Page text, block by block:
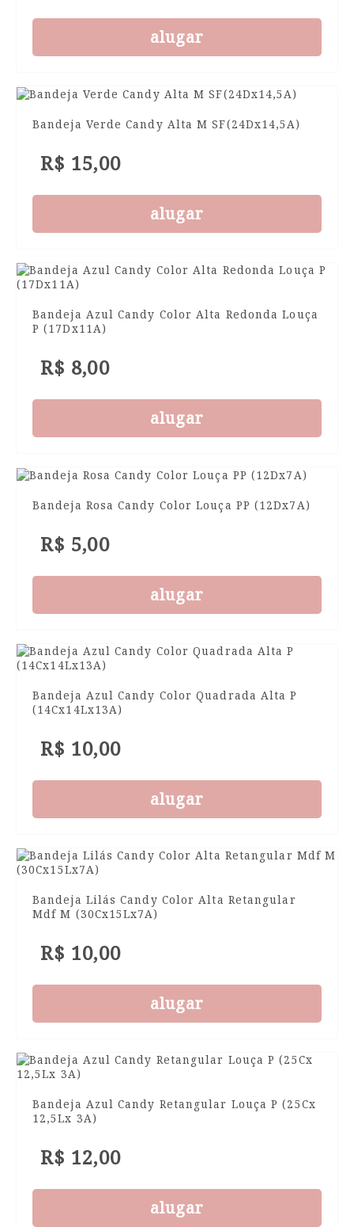
alugar
Bandeja Verde Candy Alta M SF(24Dx14,5A)
R$ 15,00
alugar
Bandeja Azul Candy Color Alta Redonda Louça
P (17Dx11A)
R$ 8,00
alugar
Bandeja Rosa Candy Color Louça PP (12Dx7A)
R$ 5,00
alugar
Bandeja Azul Candy Color Quadrada Alta P
(14Cx14Lx13A)
R$ 10,00
alugar
Bandeja Lilás Candy Color Alta Retangular
Mdf M (30Cx15Lx7A)
R$ 10,00
alugar
Bandeja Azul Candy Retangular Louça P (25Cx
12,5Lx 3A)
R$ 12,00
alugar